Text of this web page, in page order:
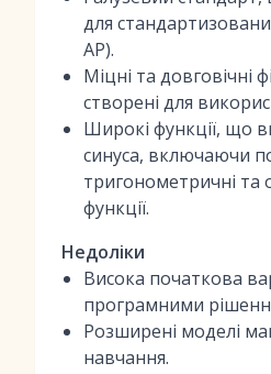
для
AP).
Міцні та довговічні
створені для
Широкі функції, що
синуса, включаючи
тригонометричні та
функції.
Недоліки
Висока початкова
програмними
Розширені моделі
навчання.